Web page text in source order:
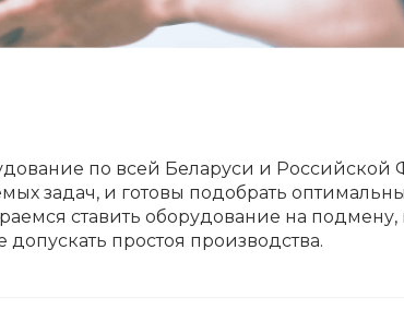
по всей Беларуси и Российской
задач, и готовы подобрать
ставить оборудование на
простоя производства.